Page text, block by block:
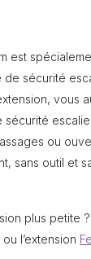
est
de sécurité
vous
ou
sans outil et
plus petite
ou l’extension